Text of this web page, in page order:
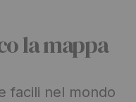
la mappa
facili nel mondo